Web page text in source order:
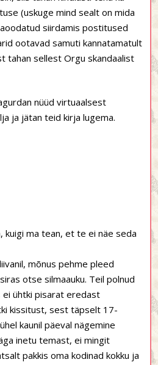
(uskuge mind sealt on mida
siirdamis postitused
ootavad samuti kannatamatult
tahan sellest Orgu skandaalist
nüüd virtuaalsest
ja jätan teid kirja lugema.
kuigi ma tean, et te ei näe seda
mõnus pehme pleed
otse silmaauku. Teil polnud
ei ühtki pisarat eredast
kissitust, sest täpselt 17-
kaunil päeval nägemine
inetu temast, ei mingit
pakkis oma kodinad kokku ja